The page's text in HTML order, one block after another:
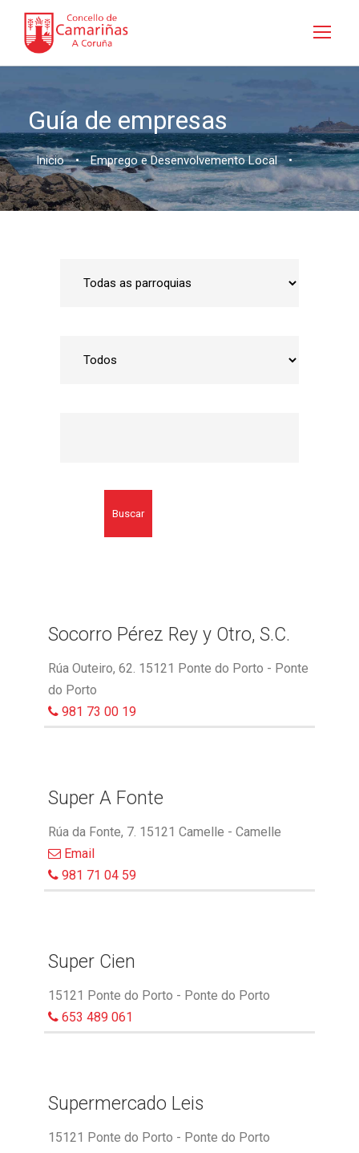
Guía de empresas
Inicio • Emprego e Desenvolvemento Local •
Buscar
Socorro Pérez Rey y Otro, S.C.
Rúa Outeiro, 62. 15121 Ponte do Porto - Ponte
do Porto
981 73 00 19
Super A Fonte
Rúa da Fonte, 7. 15121 Camelle - Camelle
Email
981 71 04 59
Super Cien
15121 Ponte do Porto - Ponte do Porto
653 489 061
Supermercado Leis
15121 Ponte do Porto - Ponte do Porto